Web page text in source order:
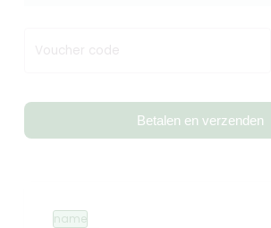
Voucher code
Betalen en verzenden
name